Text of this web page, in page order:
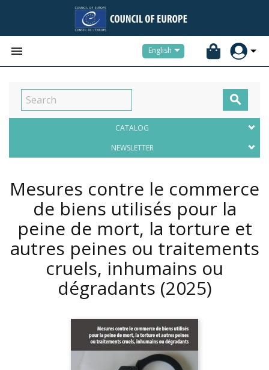
 English

CATALOG
NEWSLETTER
Mesures contre le commerce
de biens utilisés pour la
peine de mort, la torture et
autres peines ou traitements
cruels, inhumains ou
dégradants (2025)